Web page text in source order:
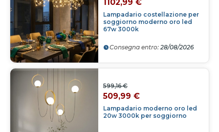
Lampadario costellazione per
soggiorno moderno oro led
67w 3000k
1102,99 €
Consegna entro: 28/08/2026
Lampadario moderno oro led
20w 3000k per soggiorno
599,16 €
509,99 €